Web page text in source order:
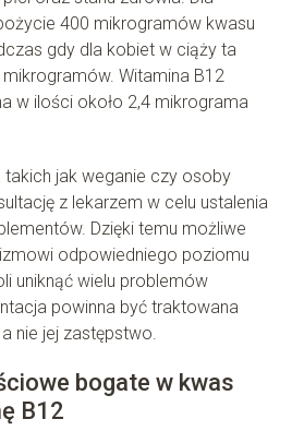
400 mikrogramów kwasu
gdy dla kobiet w ciąży ta
Witamina B12
w ilości około 2,4 mikrograma
takich jak weganie czy osoby
z lekarzem w celu ustalenia
Dzięki temu możliwe
odpowiedniego poziomu
uniknąć wielu problemów
powinna być traktowana
nie jej zastępstwo.
bogate w kwas
B12